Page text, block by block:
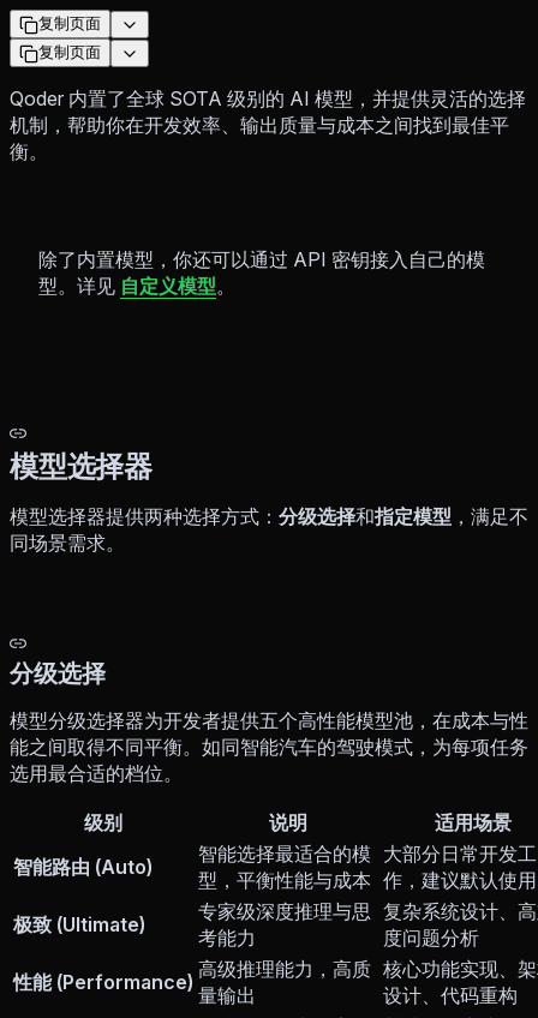
复制页面
复制页面
Qoder 内置了全球 SOTA 级别的 AI 模型，并提供灵活的选择
机制，帮助你在开发效率、输出质量与成本之间找到最佳平
衡。
除了内置模型，你还可以通过 API 密钥接入自己的模
型。详见 自定义模型。
模型选择器
模型选择器提供两种选择方式： 分级选择和指定模型 ，满足不
同场景需求。
分级选择
模型分级选择器为开发者提供五个高性能模型池，在成本与性
能之间取得不同平衡。如同智能汽车的驾驶模式，为每项任务
选用最合适的档位。
级别 说明
适用场景
智能路由 (Auto)
智能选择最适合的模
型，平衡性能与成本
大部分日常开发工
作，建议默认使用
极致 (Ultimate)
专家级深度推理与思
考能力
复杂系统设计、
度问题分析
性能 (Performance)
高级推理能力，高质
量输出
核心功能实现、
设计、代码重构